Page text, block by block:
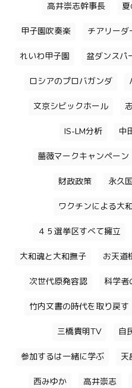
高井崇志幹事長
甲子園吹奏楽 チアリーダ
れいわ甲子園 盆ダンスパ
ロシアのプロバガンダ
文京シビックホール
IS-LM分析 中
薔薇マークキャンペーン
財政政策 永久
ワクチンによる大
４５選挙区すべて擁立
大和魂と大和撫子 お天道
次世代原発容認 科学者
竹内文書の時代を取り戻す
三橋貴明TV 自
参加するは一緒に学ぶ 天
西みゆか 高井崇志